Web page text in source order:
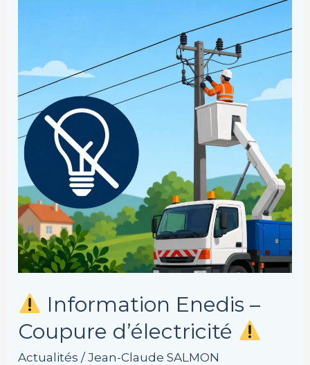
Information Enedis –
Coupure d’électricité
Actualités /Jean-Claude SALMON
Coupure
d’électricité